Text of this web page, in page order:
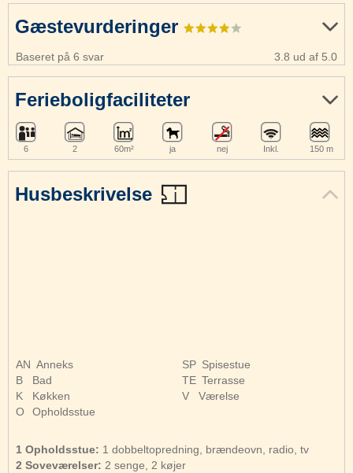
Husbeskrivelse
AN Anneks
B
Bad
K
Køkken
O
Opholdsstue
SP Spisestue
TE Terrasse
V
Værelse
1 Opholdsstue: 1 dobbeltopredning, brændeovn, radio, tv
2 Soveværelser: 2 senge, 2 køjer
Gæstevurderinger
Baseret på 6 svar 3.8 ud af 5.0
Ferieboligfaciliteter
6 2 60m² ja nej Inkl. 150 m